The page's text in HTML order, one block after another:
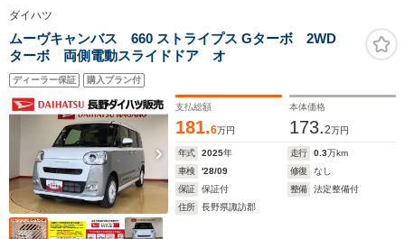
ダイハツ
ムーヴキャンバス 660 ストライプス Gターボ 2WD
ターボ 両側電動スライドドア オ
ディーラー保証 購入プラン付
支払総額
181.6万円
本体価格
173.2万円
年式 2025年 走行 0.3万km
車検
'28/09 修復
なし
保証
保証付 整備
法定整備付
住所
長野県諏訪郡